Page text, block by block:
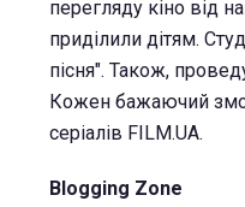
перегляду кіно від
приділили дітям.
пісня". Також,
Кожен бажаючий
серіалів FILM.UA.
Blogging Zone